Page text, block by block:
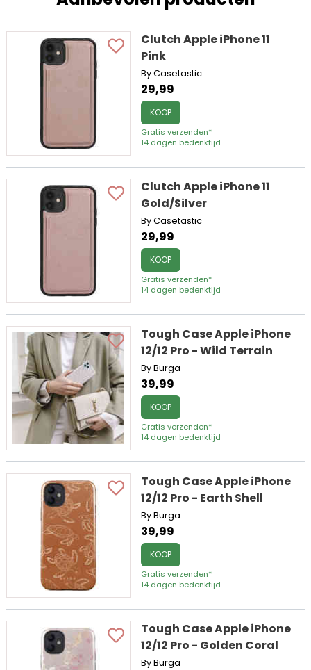
Clutch Apple iPhone 11
Pink
By Casetastic
29,99
KOOP
Gratis verzenden*
14 dagen bedenktijd
Clutch Apple iPhone 11
Gold/Silver
By Casetastic
29,99
KOOP
Gratis verzenden*
14 dagen bedenktijd
Tough Case Apple iPhone
12/12 Pro - Wild Terrain
By Burga
39,99
KOOP
Gratis verzenden*
14 dagen bedenktijd
Tough Case Apple iPhone
12/12 Pro - Earth Shell
By Burga
39,99
KOOP
Gratis verzenden*
14 dagen bedenktijd
Tough Case Apple iPhone
12/12 Pro - Golden Coral
By Burga